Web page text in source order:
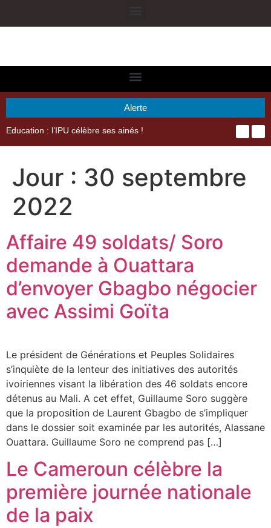
Alerte
Education : l’IPU célèbre ses ainés !
Jour : 30 septembre
2022
Affaire 49 soldats/ Soro
demande à Ouattara
d’envoyer Gbagbo négocier
avec Assimi Goïta
Le président de Générations et Peuples Solidaires
s’inquiète de la lenteur des initiatives des autorités
ivoiriennes visant la libération des 46 soldats encore
détenus au Mali. A cet effet, Guillaume Soro suggère
que la proposition de Laurent Gbagbo de s’impliquer
dans le dossier soit examinée par les autorités, Alassane
Ouattara. Guillaume Soro ne comprend pas […]
Le Cameroun célèbre la
première journée nationale
de la paix